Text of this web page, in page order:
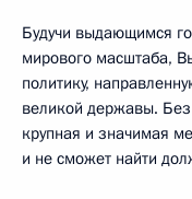
Будучи выдающимся
мирового масштаба,
политику,
великой державы. Без
крупная и значимая
и не сможет найти